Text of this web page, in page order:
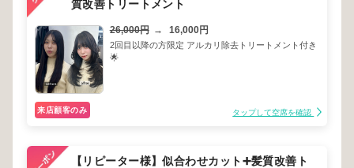
質改善トリートメント
26,000円 → 16,000円
2回目以降の方限定 アルカリ除去トリートメント付き
🌟
来店顧客のみ タップして空席を確認
【リピーター様】似合わせカット➕髪質改善ト